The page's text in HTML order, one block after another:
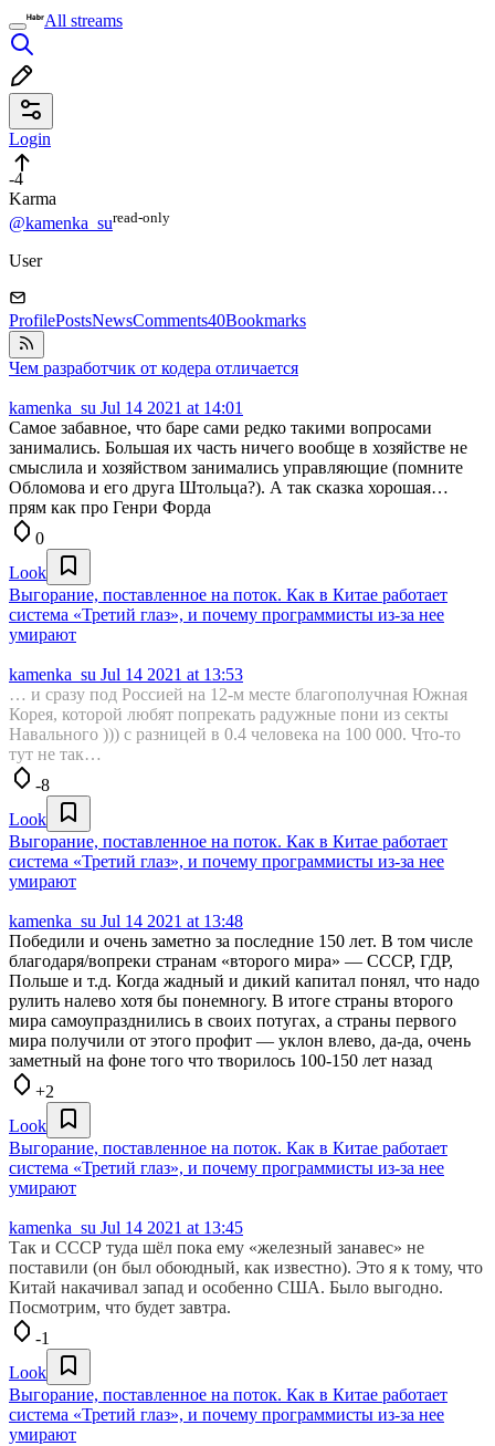
All streams
Login
-4
Karma
@kamenka_suread⁠-⁠only
User
ProfilePostsNewsComments40Bookmarks
Чем разработчик от кодера отличается
kamenka_su Jul 14 2021 at 14:01
Самое забавное, что баре сами редко такими вопросами
занимались. Большая их часть ничего вообще в хозяйстве не
смыслила и хозяйством занимались управляющие (помните
Обломова и его друга Штольца?). А так сказка хорошая…
прям как про Генри Форда
0
Look
Выгорание, поставленное на поток. Как в Китае работает
система «Третий глаз», и почему программисты из-за нее
умирают
kamenka_su Jul 14 2021 at 13:53
… и сразу под Россией на 12-м месте благополучная Южная
Корея, которой любят попрекать радужные пони из секты
Навального ))) с разницей в 0.4 человека на 100 000. Что-то
тут не так…
-8
Look
Выгорание, поставленное на поток. Как в Китае работает
система «Третий глаз», и почему программисты из-за нее
умирают
kamenka_su Jul 14 2021 at 13:48
Победили и очень заметно за последние 150 лет. В том числе
благодаря/вопреки странам «второго мира» — СССР, ГДР,
Польше и т.д. Когда жадный и дикий капитал понял, что надо
рулить налево хотя бы понемногу. В итоге страны второго
мира самоупразднились в своих потугах, а страны первого
мира получили от этого профит — уклон влево, да-да, очень
заметный на фоне того что творилось 100-150 лет назад
+2
Look
Выгорание, поставленное на поток. Как в Китае работает
система «Третий глаз», и почему программисты из-за нее
умирают
kamenka_su Jul 14 2021 at 13:45
Так и СССР туда шёл пока ему «железный занавес» не
поставили (он был обоюдный, как известно). Это я к тому, что
Китай накачивал запад и особенно США. Было выгодно.
Посмотрим, что будет завтра.
-1
Look
Выгорание, поставленное на поток. Как в Китае работает
система «Третий глаз», и почему программисты из-за нее
умирают